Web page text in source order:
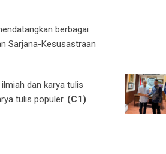
berbagai
Sarjana-Kesusastraan
dan karya tulis
tulis populer. (C1)